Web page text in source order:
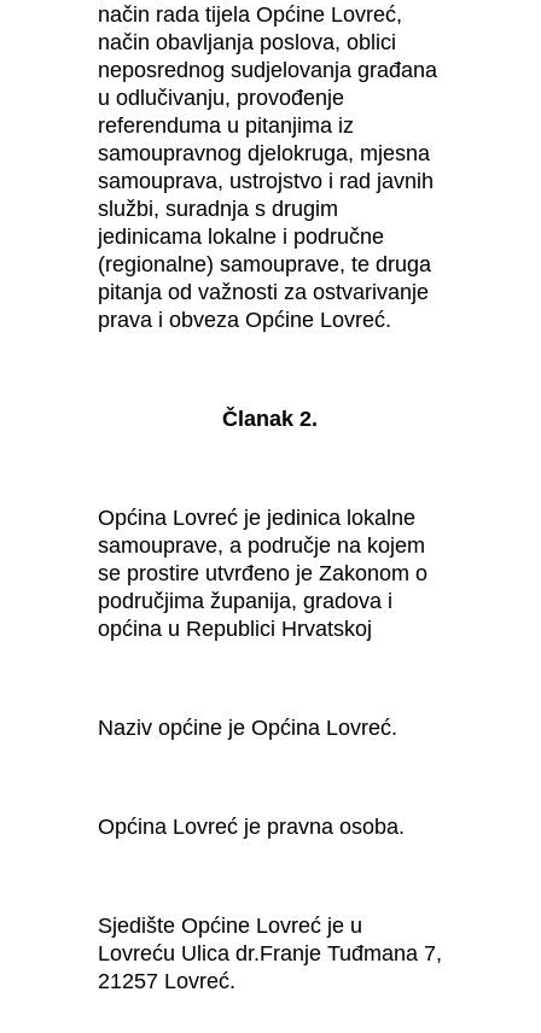
način rada tijela Općine Lovreć,
način obavljanja poslova, oblici
neposrednog sudjelovanja građana
u odlučivanju, provođenje
referenduma u pitanjima iz
samoupravnog djelokruga, mjesna
samouprava, ustrojstvo i rad javnih
službi, suradnja s drugim
jedinicama lokalne i područne
(regionalne) samouprave, te druga
pitanja od važnosti za ostvarivanje
prava i obveza Općine Lovreć.
Članak 2.
Općina Lovreć je jedinica lokalne
samouprave, a područje na kojem
se prostire utvrđeno je Zakonom o
područjima županija, gradova i
općina u Republici Hrvatskoj
Naziv općine je Općina Lovreć.
Općina Lovreć je pravna osoba.
Sjedište Općine Lovreć je u
Lovreću Ulica dr.Franje Tuđmana 7,
21257 Lovreć.